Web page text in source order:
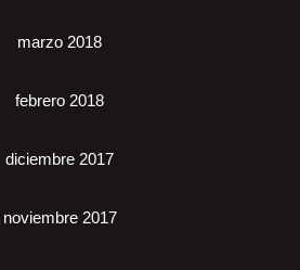
marzo 2018
febrero 2018
diciembre 2017
noviembre 2017